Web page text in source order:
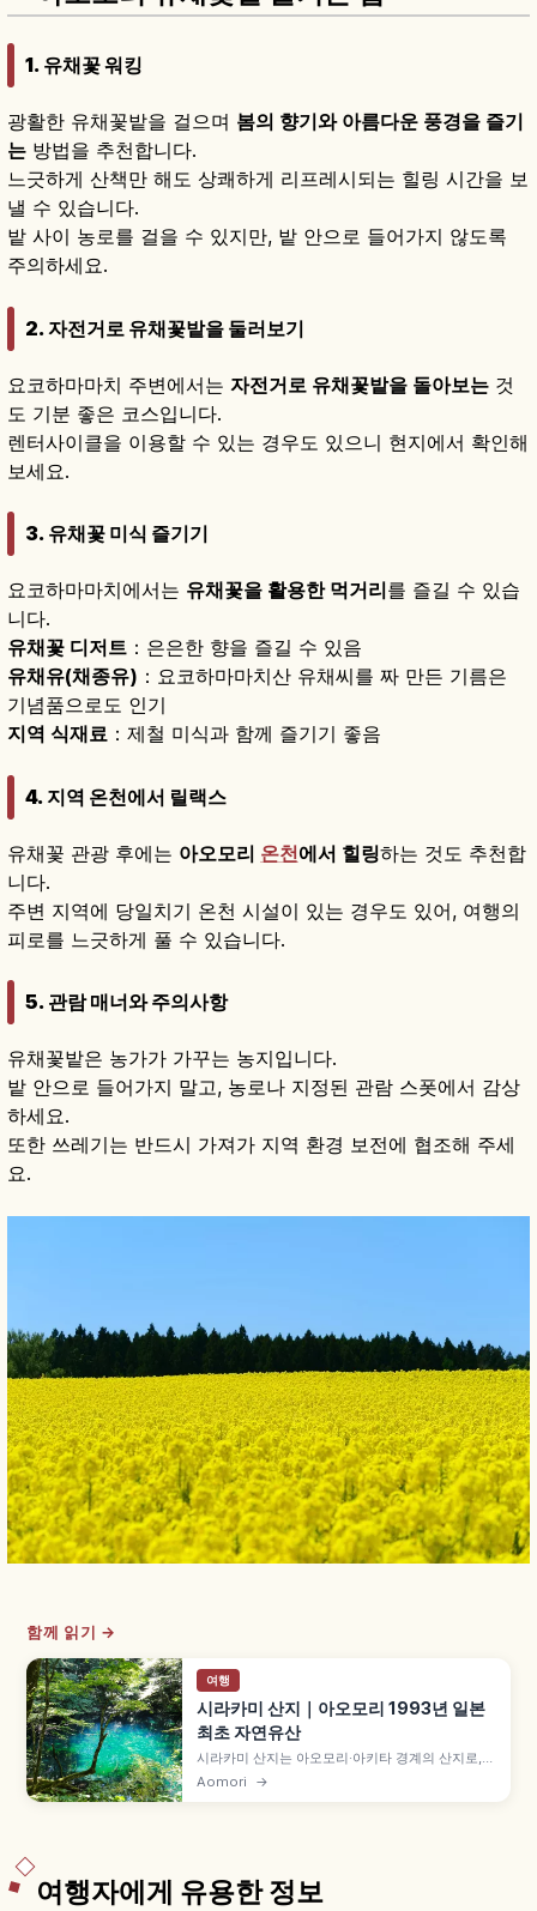
1. 유채꽃 워킹
광활한 유채꽃밭을 걸으며 봄의 향기와 아름다운 풍경을 즐기
는 방법을 추천합니다.
느긋하게 산책만 해도 상쾌하게 리프레시되는 힐링 시간을 보
낼 수 있습니다.
밭 사이 농로를 걸을 수 있지만, 밭 안으로 들어가지 않도록
주의하세요.
2. 자전거로 유채꽃밭을 둘러보기
요코하마마치 주변에서는 자전거로 유채꽃밭을 돌아보는 것
도 기분 좋은 코스입니다.
렌터사이클을 이용할 수 있는 경우도 있으니 현지에서 확인해
보세요.
3. 유채꽃 미식 즐기기
요코하마마치에서는 유채꽃을 활용한 먹거리를 즐길 수 있습
니다.
유채꽃 디저트 ：은은한 향을 즐길 수 있음
유채유(채종유) ：요코하마마치산 유채씨를 짜 만든 기름은
기념품으로도 인기
지역 식재료 ：제철 미식과 함께 즐기기 좋음
4. 지역 온천에서 릴랙스
유채꽃 관광 후에는 아오모리 온천에서 힐링하는 것도 추천합
니다.
주변 지역에 당일치기 온천 시설이 있는 경우도 있어, 여행의
피로를 느긋하게 풀 수 있습니다.
5. 관람 매너와 주의사항
유채꽃밭은 농가가 가꾸는 농지입니다.
밭 안으로 들어가지 말고, 농로나 지정된 관람 스폿에서 감상
하세요.
또한 쓰레기는 반드시 가져가 지역 환경 보전에 협조해 주세
요.
함께 읽기 →
여행
시라카미 산지｜아오모리 1993년 일본
최초 자연유산
시라카미 산지는 아오모리·아키타 경계의 산지로,
1993년 야쿠시마와 함께 유네스코 세계자연유산에
Aomori →
여행자에게 유용한 정보